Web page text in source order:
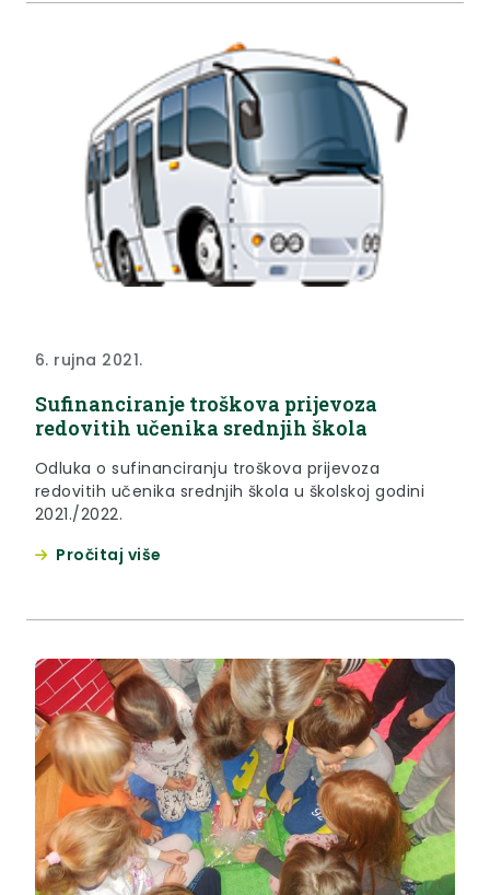
6. rujna 2021.
Sufinanciranje troškova prijevoza
redovitih učenika srednjih škola
Odluka o sufinanciranju troškova prijevoza
redovitih učenika srednjih škola u školskoj godini
2021./2022.
Pročitaj više